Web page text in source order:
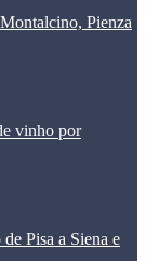
Pienza
vinho por
Pisa a Siena e